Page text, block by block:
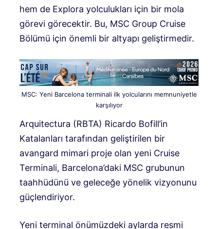
hem de Explora yolculukları için bir mola
görevi görecektir. Bu, MSC Group Cruise
Bölümü için önemli bir altyapı geliştirmedir.
MSC: Yeni Barcelona terminali ilk yolcularını memnuniyetle
karşılıyor
Arquitectura (RBTA) Ricardo Bofill’in
Katalanları tarafından geliştirilen bir
avangard mimari proje olan yeni Cruise
Terminali, Barcelona’daki MSC grubunun
taahhüdünü ve geleceğe yönelik vizyonunu
güçlendiriyor.
Yeni terminal önümüzdeki aylarda resmi